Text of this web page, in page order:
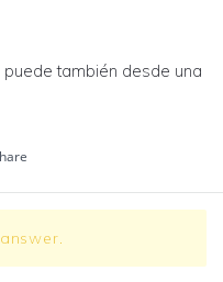
también desde una